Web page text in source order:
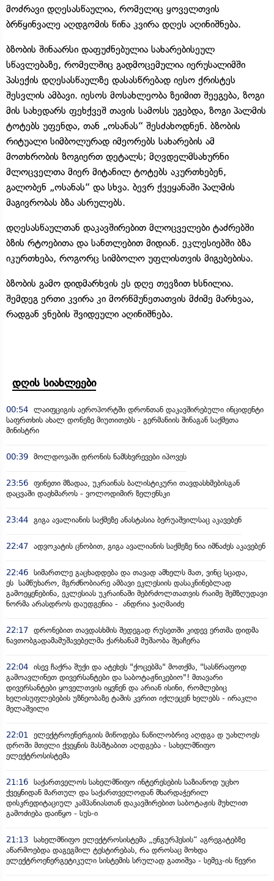
მოძრავი დღესასწაულია, რომელიც ყოველთვის
ბრწყინვალე აღდგომის წინა კვირა დღეს აღინიშნება.
ბზობის შინაარსი დაფუძნებულია სახარებისეულ
სწავლებაზე, რომელშიც გადმოცემულია იერუსალიმში
პასექის დღესასწაულზე დასასწრებად იესო ქრისტეს
შესვლის ამბავი. იესოს მოსახლეობა ზეიმით შეეგება, ზოგი
მის სახედარს ფეხქვეშ თავის სამოსს უგებდა, ზოგი პალმის
ტოტებს უფენდა, თან „ოსანას“ შესძახოდნენ. ბზობის
რიტუალი სიმბოლურად იმეორებს სახარების ამ
მოთხრობის ზოგიერთ დეტალს; მღვდელმსახურნი
მლოცველთა მიერ მიტანილ ტოტებს აკურთხებენ,
გალობენ „ოსანას“ და სხვა. ბევრ ქვეყანაში პალმის
მაგივრობას ბზა ასრულებს.
დღესასწაულთან დაკავშირებით მლოცველები ტაძრებში
ბზის რტოებითა და სანთლებით მიდიან. ეკლესიებში ბზა
იკურთხება, როგორც სიმბოლო უფლისთვის მიგებებისა.
ბზობის გამო დიდმარხვის ეს დღე თევზით ხსნილია.
შემდეგ ერთი კვირა კი მორწმუნეთათვის მძიმე მარხვაა,
რადგან ვნების შვიდეული აღინიშნება.
დღის სიახლეები
00:54 ლაიფციგის აეროპორტში დრონთან დაკავშირებული ინციდენტი
საფრთხის ახალ დონეზე მიუთითებს - გერმანიის შინაგან საქმეთა
მინისტრი
00:39 მოლდოვაში დრონის ნამსხვრევები იპოვეს
23:56 ფინეთი მზადაა, უკრაინას ბალისტიკური თავდასხმებისგან
დაცვაში დაეხმაროს - ვოლოდიმირ ზელენსკი
23:44 გიგა ავალიანის საქმეზე ანასტასია ბერუაშვილსაც აკავებენ
22:47 ადვოკატის ცნობით, გიგა ავალიანის საქმეზე ნია იმნაძეს აკავებენ
22:46 სიმართლე გაცხადდება და თავად ამხელს მათ, ვინც სცადა,
ეს სამწუხარო, მგრძნობიარე ამბავი ეკლესიის დასაკნინებლად
გამოეყენებინა, ეკლესიას უკრაინაში მებრძოლთათვის რაიმე შემზღუდავი
ნორმა არასდროს დაუდგენია - ანდრია ჯაღმაიძე
22:17 დრონებით თავდასხმის შედეგად რუსეთში კიდევ ერთმა დიდმა
ნავთობგადამამუშავებელმა ქარხანამ მუშაობა შეაჩერა
22:04 ისევ ჩაქრა შუქი და ატეხეს "ქოცებმა" მოთქმა, "სასწრაფოდ
გამოავლინეთ დივერსანტები და საბოტაჟნიკებიო"! მთავარი
დივერსანტები ყოველთვის იყვნენ და არიან ისინი, რომლებიც
ხელისუფლებების უზნეობაზე ტაშის კვრით იქლეცენ ხელებს - ირაკლი
მელაშვილი
22:01
ელექტროენერგიის მიწოდება ნაწილობრივ აღდგა დ უახლოეს
დროში მთელი ქვეყნის მასშტაბით აღდგება - სახელმწიფო
ელექტროსისტემა
21:16 საქართველოს სახელმწიფო ინტერესების საზიანოდ უცხო
ქვეყნიდან მართულ და საქართველოდან მხარდაჭერილ
დისკრედიტაციულ კამპანიასთან დაკავშირებით საბოტაჟის მუხლით
გამოძიება დაიწყო - სუს-ი
21:13 სახელმწიფო ელექტროსისტემა „ენგურჰესის“ აგრეგატებზე
აწარმოებდა დაგეგმილ ტესტირებას, რა დროსაც მოხდა
ელექტროენერგეტიკული სისტემის სრულად გათიშვა - სემეკ-ის წევრი